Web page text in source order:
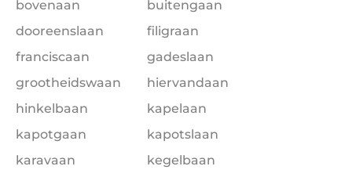
bovenaan
buitengaan
dooreenslaan
filigraan
franciscaan
gadeslaan
grootheidswaan
hiervandaan
hinkelbaan
kapelaan
kapotgaan
kapotslaan
karavaan
kegelbaan